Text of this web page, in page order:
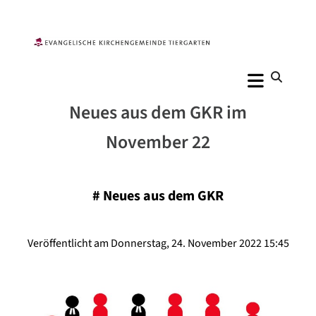
Neues aus dem GKR im
November 22
# Neues aus dem GKR
Veröffentlicht am Donnerstag, 24. November 2022 15:45